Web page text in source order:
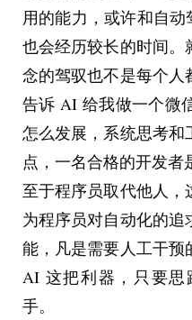
用的能力，或许和自
也会经历较长的时间
念的驾驭也不是每个
告诉 AI 给我做一个微
怎么发展，系统思考
点，一名合格的开发者
至于程序员取代他人，
为程序员对自动化的
能，凡是需要人工干预
AI 这把利器，只要
手。